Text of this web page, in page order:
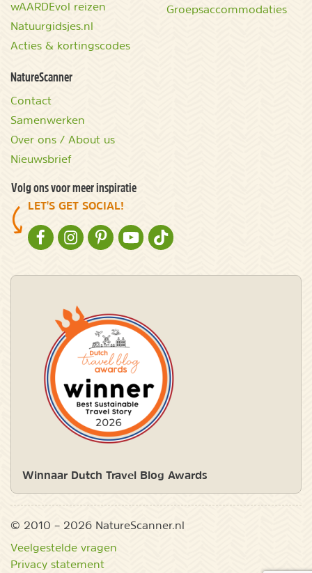
wAARDEvol reizen
Natuurgidsjes.nl
Acties & kortingscodes
Groepsaccommodaties
NatureScanner
Contact
Samenwerken
Over ons / About us
Nieuwsbrief
Volg ons voor meer inspiratie
LET'S GET SOCIAL!
NATURESCANNER OP FACEBOOK
NATURESCANNER OP INSTAGRAM
NATURESCANNER OP PINTEREST
NATURESCANNER OP YOUTUBE
NATURESCANNER OP TIKTOK
Winnaar Dutch Travel Blog Awards
© 2010 – 2026 NatureScanner.nl
Veelgestelde vragen
Privacy statement